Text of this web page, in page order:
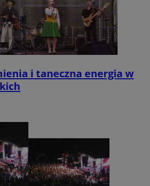
i taneczna energia w